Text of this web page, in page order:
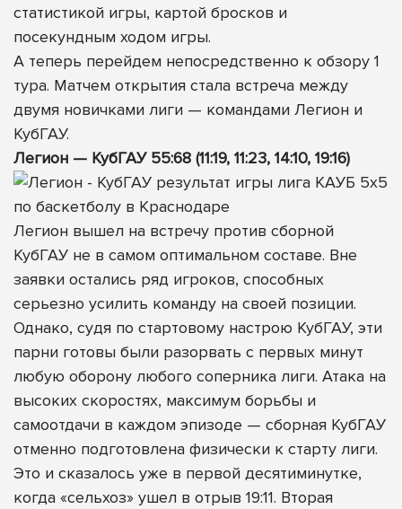
статистикой игры, картой бросков и
посекундным ходом игры.
А теперь перейдем непосредственно к обзору 1
тура. Матчем открытия стала встреча между
двумя новичками лиги — командами Легион и
КубГАУ.
Легион — КубГАУ 55:68 (11:19, 11:23, 14:10, 19:16)
Легион вышел на встречу против сборной
КубГАУ не в самом оптимальном составе. Вне
заявки остались ряд игроков, способных
серьезно усилить команду на своей позиции.
Однако, судя по стартовому настрою КубГАУ, эти
парни готовы были разорвать с первых минут
любую оборону любого соперника лиги. Атака на
высоких скоростях, максимум борьбы и
самоотдачи в каждом эпизоде — сборная КубГАУ
отменно подготовлена физически к старту лиги.
Это и сказалось уже в первой десятиминутке,
когда «сельхоз» ушел в отрыв 19:11. Вторая